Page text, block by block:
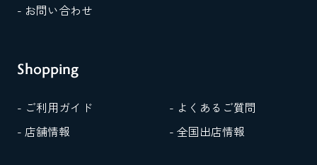
- お問い合わせ
Shopping
- ご利用ガイド
- よくあるご質問
- 店舗情報
- 全国出店情報